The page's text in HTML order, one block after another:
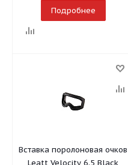
Подробнее
Вставка поролоновая очков
Leatt Velocity 6.5 Black